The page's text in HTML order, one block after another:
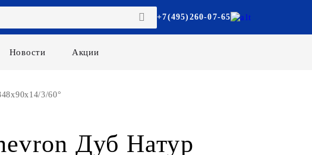
+7(495)260-07-65
Новости Акции
3/60°
Дуб Натур